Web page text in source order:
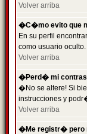
Volver arriba
�C�mo evito que
En su perfil
como usuario oculto.
Volver arriba
�Perd� mi
�No se altere! Si
instrucciones y
Volver arriba
�Me registr� pero